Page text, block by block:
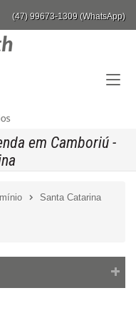
(47) 99673-1309 (WhatsApp)
em Camboriú -
Santa Catarina